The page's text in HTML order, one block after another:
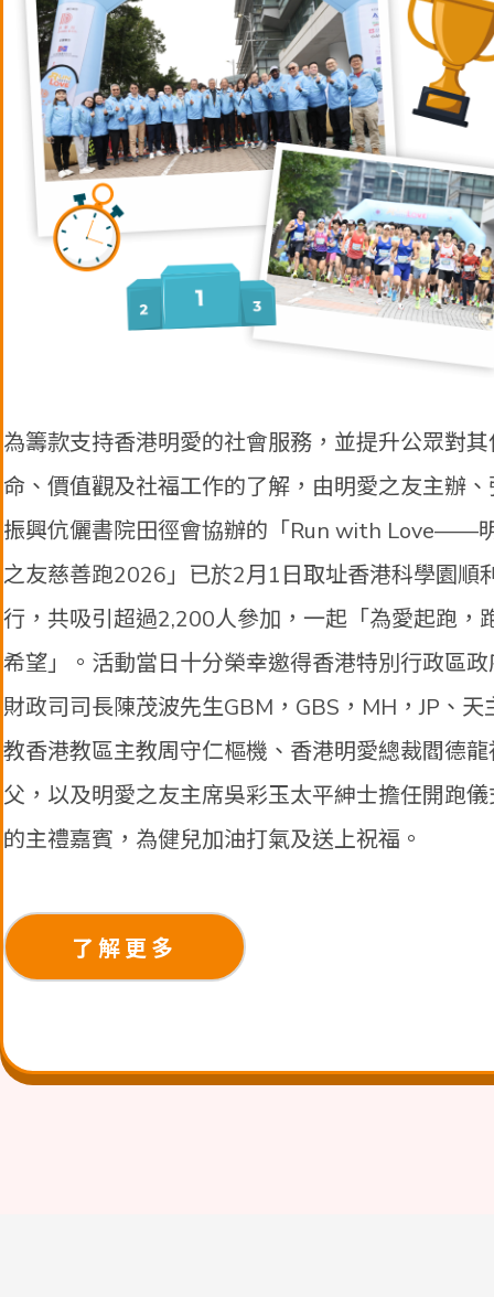
為籌款支持香港明愛的社會服務，並提升公眾對其
命、價值觀及社福工作的了解，由明愛之友主辦、
振興伉儷書院田徑會協辦的「Run with Love——
之友慈善跑2026」已於2月1日取址香港科學園順
行，共吸引超過2,200人參加，一起「為愛起跑，
希望」。活動當日十分榮幸邀得香港特別行政區政
財政司司長陳茂波先生GBM，GBS，MH，JP、天
教香港教區主教周守仁樞機、香港明愛總裁閻德龍
父，以及明愛之友主席吳彩玉太平紳士擔任開跑儀
的主禮嘉賓，為健兒加油打氣及送上祝福。
了解更多